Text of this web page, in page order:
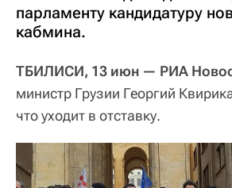
парламенту кандидатуру
кабмина.
ТБИЛИСИ, 13 июн — РИА
министр Грузии Георгий
что уходит в отставку.